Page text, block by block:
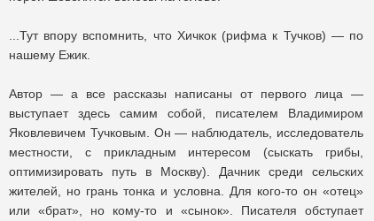
...Тут впору вспомнить, что Хичкок (рифма к Тучков) — по
нашему Ежик.
Автор — а все рассказы написаны от первого лица —
выступает здесь самим собой, писателем Владимиром
Яковлевичем Тучковым. Он — наблюдатель, исследователь
местности, с прикладным интересом (сыскать грибы,
оптимизировать путь в Москву). Дачник среди сельских
жителей, но грань тонка и условна. Для кого-то он «отец»
или «брат», но кому-то и «сынок». Писателя обступает